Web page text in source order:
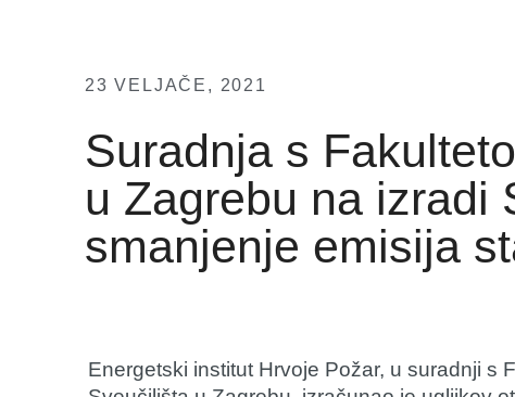
23 VELJAČE, 2021
Suradnja s
u Zagrebu na izradi
smanjenje emisija
Energetski institut Hrvoje Požar, u suradnji s